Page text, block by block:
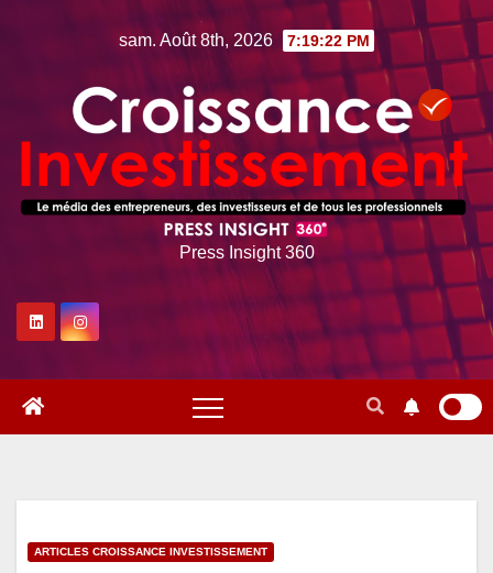
sam. Août 8th, 2026 7:19:23 PM
Press Insight 360
ARTICLES CROISSANCE INVESTISSEMENT